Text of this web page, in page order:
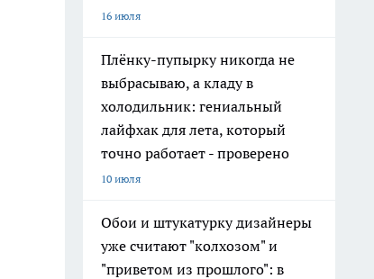
16 июля
Плёнку-пупырку никогда не
выбрасываю, а кладу в
холодильник: гениальный
лайфхак для лета, который
точно работает - проверено
10 июля
Обои и штукатурку дизайнеры
уже считают "колхозом" и
"приветом из прошлого": в